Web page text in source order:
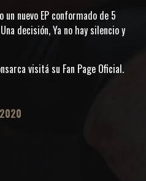
nuevo EP conformado de 5
decisión, Ya no hay silencio y
visitá su Fan Page Oficial.